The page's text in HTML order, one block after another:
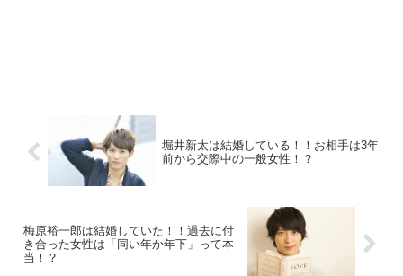
堀井新太は結婚している！！お相手は3年
前から交際中の一般女性！？
梅原裕一郎は結婚していた！！過去に付
き合った女性は「同い年か年下」って本
当！？